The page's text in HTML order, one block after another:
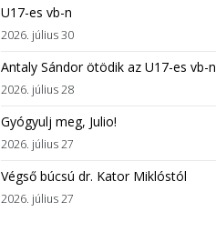
U17-es vb-n
2026. július 30
Antaly Sándor ötödik az U17-es vb-n
2026. július 28
Gyógyulj meg, Julio!
2026. július 27
Végső búcsú dr. Kator Miklóstól
2026. július 27